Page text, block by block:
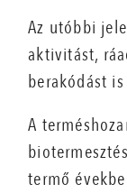
Az utóbbi
aktivitást,
berakódást
A
termő